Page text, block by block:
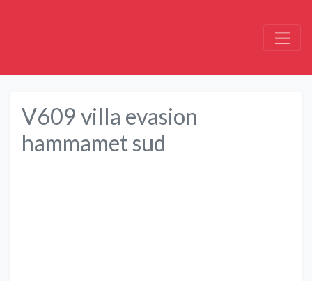
V609 villa evasion
hammamet sud